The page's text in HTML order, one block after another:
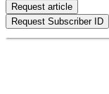
Request article
Request Subscriber ID